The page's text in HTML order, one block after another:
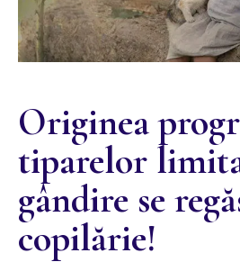
Originea
tiparelor
gândire se
copilărie!